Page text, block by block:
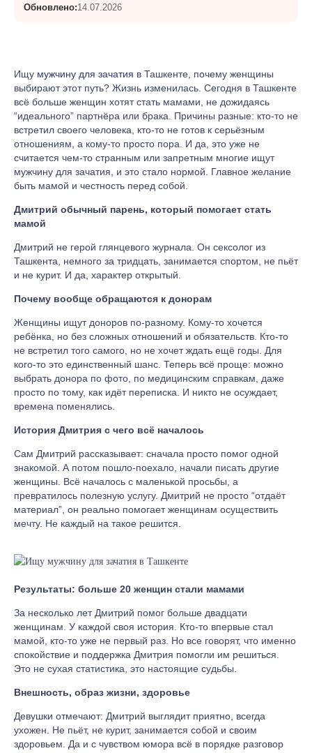
Обновлено:14.07.2026
Ищу мужчину для зачатия в Ташкенте, почему женщины
выбирают этот путь? Жизнь изменилась. Сегодня в Ташкенте
всё больше женщин хотят стать мамами, не дожидаясь
“идеального” партнёра или брака. Причины разные: кто-то не
встретил своего человека, кто-то не готов к серьёзным
отношениям, а кому-то просто пора. И да, это уже не
считается чем-то странным или запретным многие ищут
мужчину для зачатия, и это стало нормой. Главное желание
быть мамой и честность перед собой.
Дмитрий обычный парень, который помогает стать
мамой
Дмитрий не герой глянцевого журнала. Он сексолог из
Ташкента, немного за тридцать, занимается спортом, не пьёт
и не курит. И да, характер открытый.
Почему вообще обращаются к донорам
Женщины ищут доноров по-разному. Кому-то хочется
ребёнка, но без сложных отношений и обязательств. Кто-то
не встретил того самого, но не хочет ждать ещё годы. Для
кого-то это единственный шанс. Теперь всё проще: можно
выбрать донора по фото, по медицинским справкам, даже
просто по тому, как идёт переписка. И никто не осуждает,
времена поменялись.
История Дмитрия с чего всё началось
Сам Дмитрий рассказывает: сначала просто помог одной
знакомой. А потом пошло-поехало, начали писать другие
женщины. Всё началось с маленькой просьбы, а
превратилось полезную услугу. Дмитрий не просто “отдаёт
материал”, он реально помогает женщинам осуществить
мечту. Не каждый на такое решится.
Результаты: больше 20 женщин стали мамами
За несколько лет Дмитрий помог больше двадцати
женщинам. У каждой своя история. Кто-то впервые стал
мамой, кто-то уже не первый раз. Но все говорят, что именно
спокойствие и поддержка Дмитрия помогли им решиться.
Это не сухая статистика, это настоящие судьбы.
Внешность, образ жизни, здоровье
Девушки отмечают: Дмитрий выглядит приятно, всегда
ухожен. Не пьёт, не курит, занимается собой и своим
здоровьем. Да и с чувством юмора всё в порядке разговор